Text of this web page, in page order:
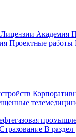
Лицензии Академия
Проектные работы
Страхование В